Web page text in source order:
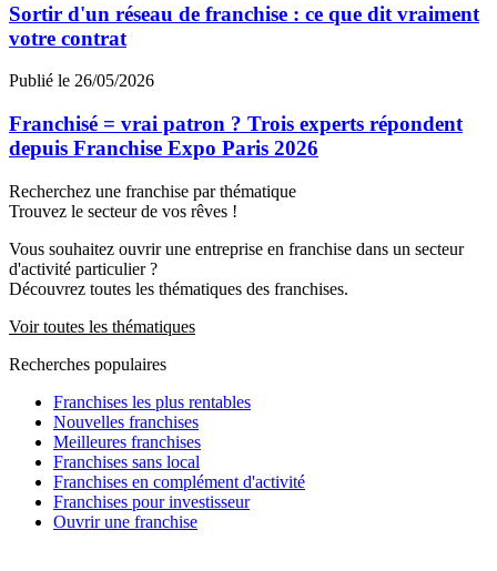
Sortir d'un réseau de franchise : ce que dit vraiment
votre contrat
Publié le 26/05/2026
Franchisé = vrai patron ? Trois experts répondent
depuis Franchise Expo Paris 2026
Recherchez une franchise par thématique
Trouvez le secteur de vos rêves !
Vous souhaitez ouvrir une entreprise en franchise dans un secteur
d'activité particulier ?
Découvrez toutes les thématiques des franchises.
Voir toutes les thématiques
Recherches populaires
Franchises les plus rentables
Nouvelles franchises
Meilleures franchises
Franchises sans local
Franchises en complément d'activité
Franchises pour investisseur
Ouvrir une franchise